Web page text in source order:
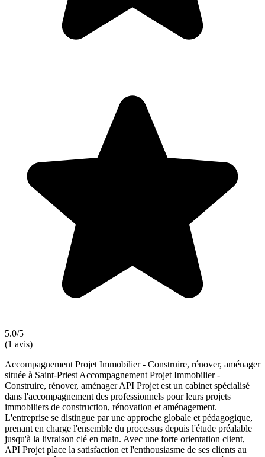
5.0/5
(1 avis)
Accompagnement Projet Immobilier - Construire, rénover, aménager
située à Saint-Priest Accompagnement Projet Immobilier -
Construire, rénover, aménager API Projet est un cabinet spécialisé
dans l'accompagnement des professionnels pour leurs projets
immobiliers de construction, rénovation et aménagement.
L'entreprise se distingue par une approche globale et pédagogique,
prenant en charge l'ensemble du processus depuis l'étude préalable
jusqu'à la livraison clé en main. Avec une forte orientation client,
API Projet place la satisfaction et l'enthousiasme de ses clients au